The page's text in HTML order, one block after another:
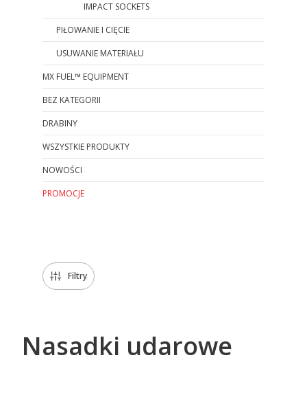
IMPACT SOCKETS
PIŁOWANIE I CIĘCIE
USUWANIE MATERIAŁU
MX FUEL™ EQUIPMENT
BEZ KATEGORII
DRABINY
WSZYSTKIE PRODUKTY
NOWOŚCI
PROMOCJE
Filtry
Nasadki udarowe